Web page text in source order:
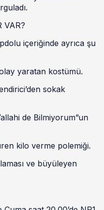
VAR?
içeriğinde ayrıca şu
yaratan kostümü.
sokak
de Bilmiyorum”un
kilo verme polemiği.
ve büyüleyen